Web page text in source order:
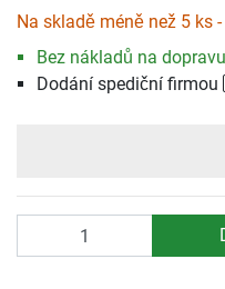
Na skladě méně než 5 ks
Bez nákladů na
Dodání spediční firmou